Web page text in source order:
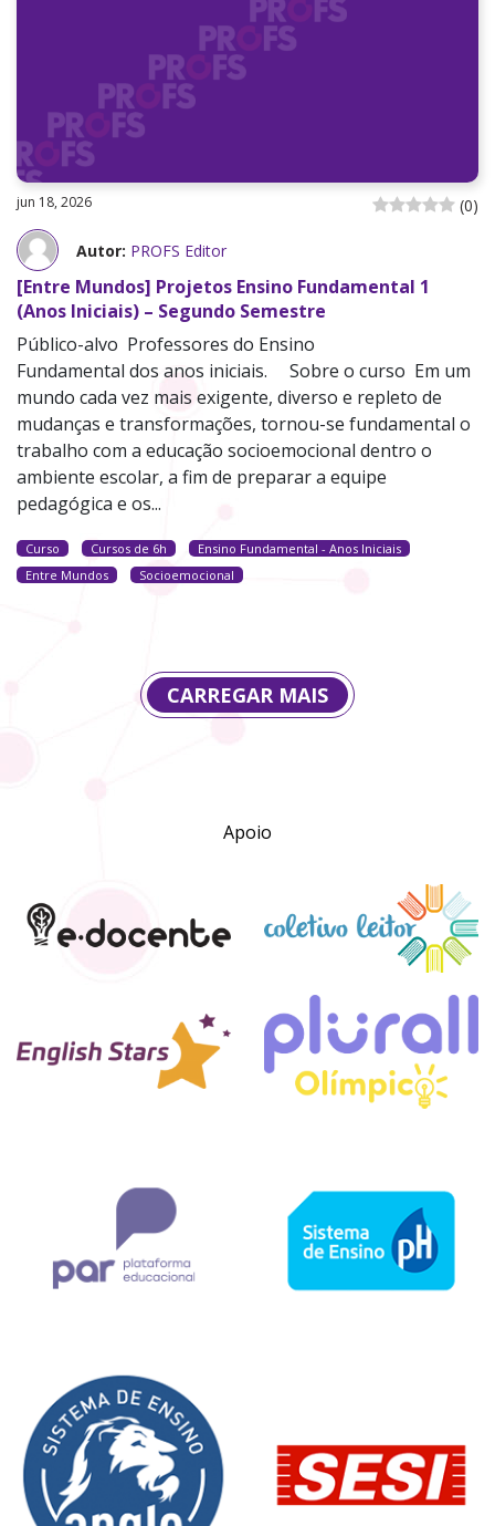
jun 18, 2026 (0)
Autor: PROFS Editor
[Entre Mundos] Projetos Ensino Fundamental 1
(Anos Iniciais) – Segundo Semestre
Público-alvo Professores do Ensino
Fundamental dos anos iniciais. Sobre o curso Em um
mundo cada vez mais exigente, diverso e repleto de
mudanças e transformações, tornou-se fundamental o
trabalho com a educação socioemocional dentro o
ambiente escolar, a fim de preparar a equipe
pedagógica e os...
Curso Cursos de 6h
Ensino Fundamental - Anos Iniciais
Entre Mundos
Socioemocional
CARREGAR MAIS
Apoio